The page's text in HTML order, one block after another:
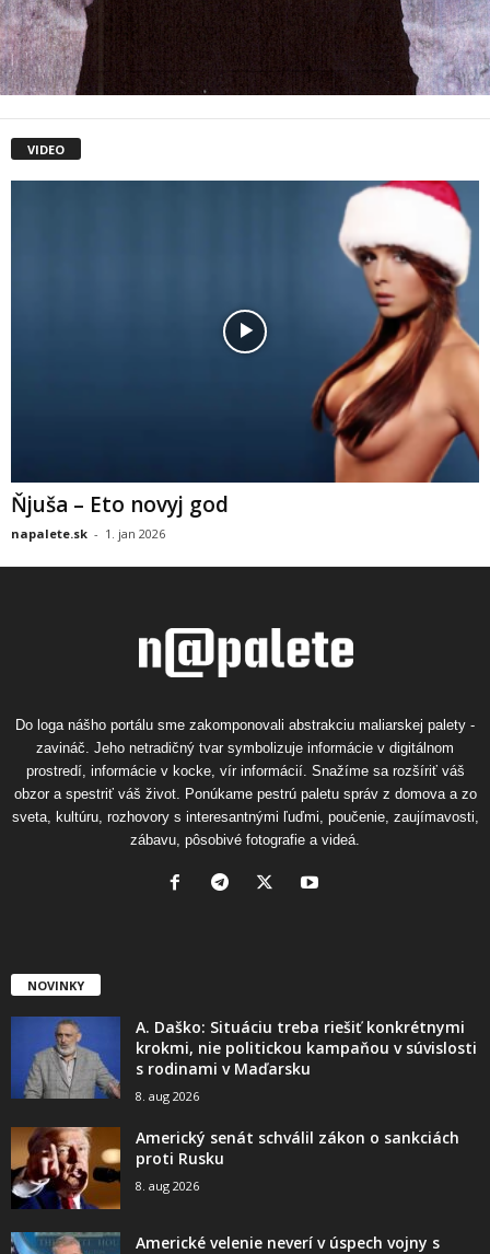
VIDEO
Ňjuša – Eto novyj god
napalete.sk - 1. jan 2026
Do loga nášho portálu sme zakomponovali abstrakciu maliarskej palety -
zavináč. Jeho netradičný tvar symbolizuje informácie v digitálnom
prostredí, informácie v kocke, vír informácií. Snažíme sa rozšíriť váš
obzor a spestriť váš život. Ponúkame pestrú paletu správ z domova a zo
sveta, kultúru, rozhovory s interesantnými ľuďmi, poučenie, zaujímavosti,
zábavu, pôsobivé fotografie a videá.
NOVINKY
A. Daško: Situáciu treba riešiť konkrétnymi
krokmi, nie politickou kampaňou v súvislosti
s rodinami v Maďarsku
8. aug 2026
Americký senát schválil zákon o sankciách
proti Rusku
8. aug 2026
Americké velenie neverí v úspech vojny s